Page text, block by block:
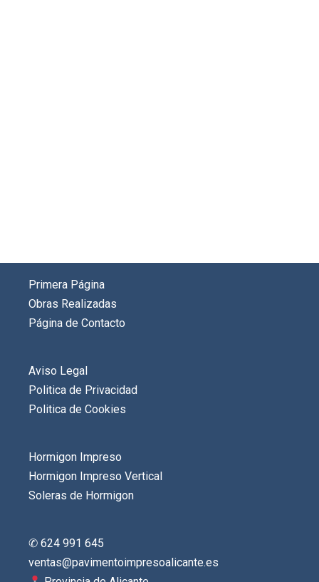
Primera Página
Obras Realizadas
Página de Contacto
Aviso Legal
Politica de Privacidad
Politica de Cookies
Hormigon Impreso
Hormigon Impreso Vertical
Soleras de Hormigon
✆ 624 991 645
ventas@pavimentoimpresoalicante.es